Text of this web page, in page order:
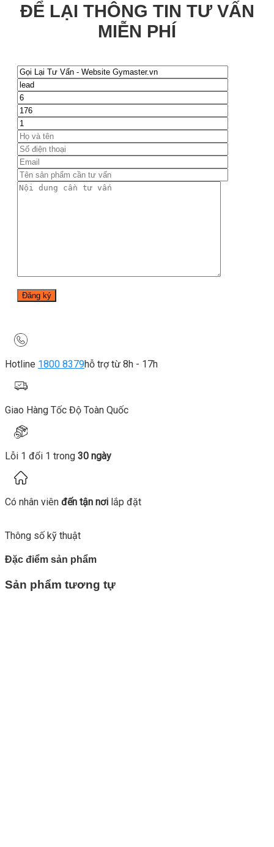
ĐỂ LẠI THÔNG TIN TƯ VẤN
MIỄN PHÍ
Hotline 1800 8379hỗ trợ từ 8h - 17h
Giao Hàng Tốc Độ Toàn Quốc
Lỗi 1 đổi 1 trong 30 ngày
Có nhân viên đến tận nơi lắp đặt
Thông số kỹ thuật
Đặc điểm sản phẩm
Sản phẩm tương tự